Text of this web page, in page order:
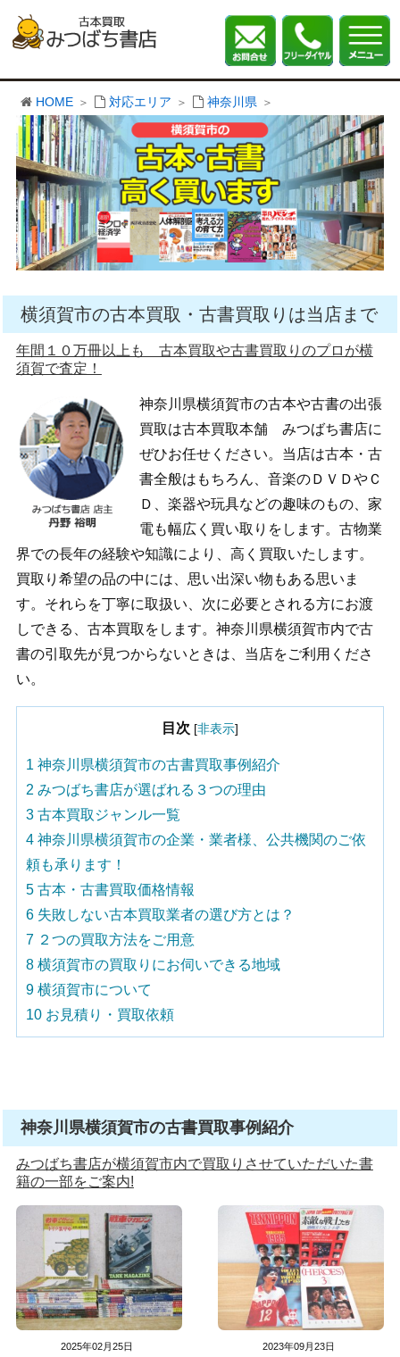
HOME 対応エリア 神奈川県
横須賀市の古本買取・古書買取りは当店まで
年間１０万冊以上も 古本買取や古書買取りのプロが横
須賀で査定！
神奈川県横須賀市の古本や古書の出張
買取は古本買取本舗 みつばち書店に
ぜひお任せください。当店は古本・古
書全般はもちろん、音楽のＤＶＤやＣ
Ｄ、楽器や玩具などの趣味のもの、家
電も幅広く買い取りをします。古物業
界での長年の経験や知識により、高く買取いたします。
買取り希望の品の中には、思い出深い物もある思いま
す。それらを丁寧に取扱い、次に必要とされる方にお渡
しできる、古本買取をします。神奈川県横須賀市内で古
書の引取先が見つからないときは、当店をご利用くださ
い。
目次 [非表示]
1 神奈川県横須賀市の古書買取事例紹介
2 みつばち書店が選ばれる３つの理由
3 古本買取ジャンル一覧
4 神奈川県横須賀市の企業・業者様、公共機関のご依
頼も承ります！
5 古本・古書買取価格情報
6 失敗しない古本買取業者の選び方とは？
7 ２つの買取方法をご用意
8 横須賀市の買取りにお伺いできる地域
9 横須賀市について
10 お見積り・買取依頼
神奈川県横須賀市の古書買取事例紹介
みつばち書店が横須賀市内で買取りさせていただいた書
籍の一部をご案内!
2025年02月25日 2023年09月23日